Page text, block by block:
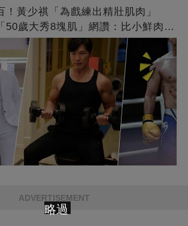
！黃少祺「為戲練出精壯肌肉」
50歲大秀8塊肌」網讚：比小鮮肉猛
ADVERTISEMENT
略過